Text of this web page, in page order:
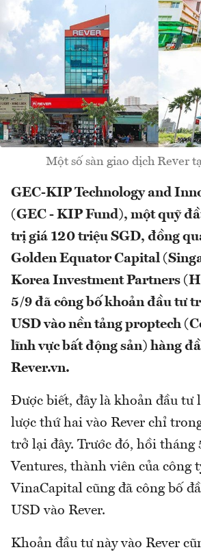
Một số sàn giao dịch Rever
GEC-KIP Technology and
(GEC - KIP Fund), một quỹ
trị giá 120 triệu SGD, đồng
Golden Equator Capital
Korea Investment Partners
5/9 đã công bố khoản đầu tư
USD vào nền tảng proptech
lĩnh vực bất động sản) hàng
Rever.vn.
Được biết, đây là khoản đầu tư
lược thứ hai vào Rever chỉ
trở lại đây. Trước đó, hồi tháng
Ventures, thành viên của công
VinaCapital cũng đã công bố
USD vào Rever.
Khoản đầu tư này vào Rever